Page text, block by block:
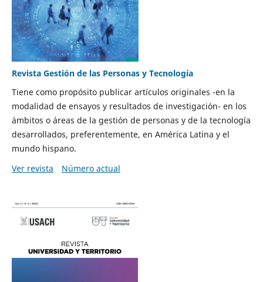
Revista Gestión de las Personas y Tecnología
Tiene como propósito publicar artículos originales -en la
modalidad de ensayos y resultados de investigación- en los
ámbitos o áreas de la gestión de personas y de la tecnología
desarrollados, preferentemente, en América Latina y el
mundo hispano.
Ver revista
Número actual